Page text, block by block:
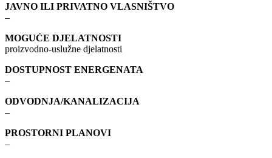
JAVNO ILI PRIVATNO VLASNIŠTVO
–
MOGUĆE DJELATNOSTI
proizvodno-uslužne djelatnosti
DOSTUPNOST ENERGENATA
–
ODVODNJA/KANALIZACIJA
–
PROSTORNI PLANOVI
–